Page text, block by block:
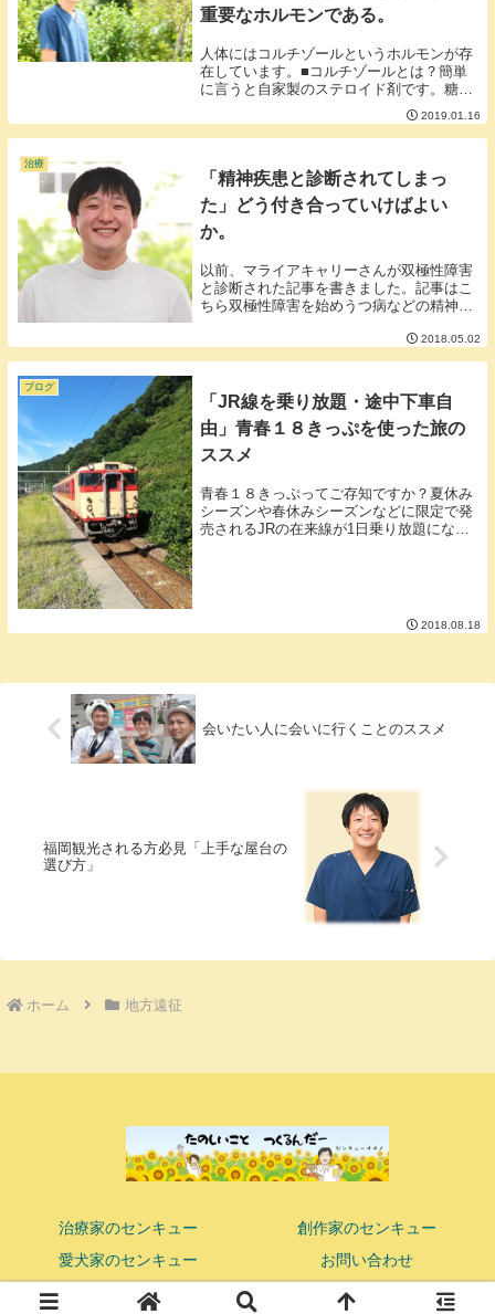
重要なホルモンである。
人体にはコルチゾールというホルモンが存
在しています。■コルチゾールとは？簡単
に言うと自家製のステロイド剤です。糖質
コルチコイドとも呼ばれています。ステロ
イド剤というとマイナスなイメージを抱く
人が多そうですが実は人間には重要なホル
2019.01.16
治療
「精神疾患と診断されてしまっ
た」どう付き合っていけばよい
か。
以前、マライアキャリーさんが双極性障害
と診断された記事を書きました。記事はこ
ちら双極性障害を始めうつ病などの精神疾
取り除く薬やうつ状態を緩和する薬などが
主に処方されます。処方される薬は不安・
2018.05.02
ブログ
「JR線を乗り放題・途中下車自
由」青春１８きっぷを使った旅の
ススメ
青春１８きっぷってご存知ですか？夏休み
シーズンや春休みシーズンなどに限定で発
売されるJRの在来線が1日乗り放題になる
2018.08.18
会いたい人に会いに行くことのススメ
福岡観光される方必見「上手な屋台の
選び方」
ホーム 地方遠征
治療家のセンキュー
創作家のセンキュー
愛犬家のセンキュー
お問い合わせ
© 2018 ココロまで響かせる鍼灸マッサージ師 センキューオオノ.